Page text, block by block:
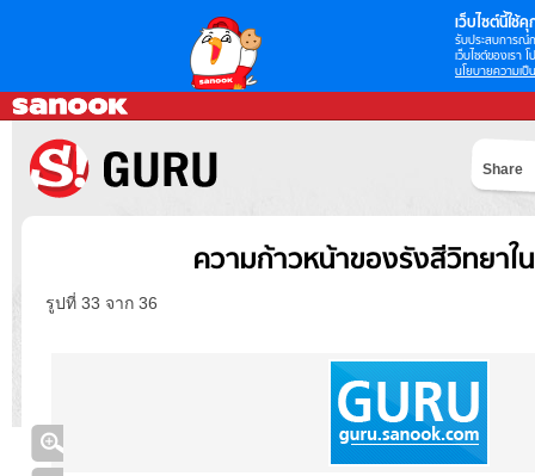
เว็บไซต์นี้ใช้คุ
รับประสบการณ์
เว็บไซต์ของเรา
นโยบายความเป็
Share
ความก้าวหน้าของรังสีวิทยาใ
รูปที่ 33 จาก 36